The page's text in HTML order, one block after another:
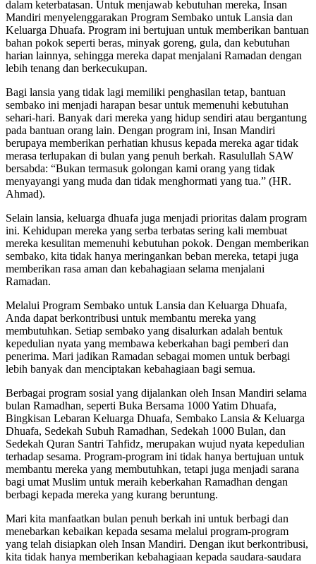
dalam keterbatasan. Untuk menjawab kebutuhan mereka, Insan
Mandiri menyelenggarakan Program Sembako untuk Lansia dan
Keluarga Dhuafa. Program ini bertujuan untuk memberikan bantuan
bahan pokok seperti beras, minyak goreng, gula, dan kebutuhan
harian lainnya, sehingga mereka dapat menjalani Ramadan dengan
lebih tenang dan berkecukupan.
Bagi lansia yang tidak lagi memiliki penghasilan tetap, bantuan
sembako ini menjadi harapan besar untuk memenuhi kebutuhan
sehari-hari. Banyak dari mereka yang hidup sendiri atau bergantung
pada bantuan orang lain. Dengan program ini, Insan Mandiri
berupaya memberikan perhatian khusus kepada mereka agar tidak
merasa terlupakan di bulan yang penuh berkah. Rasulullah SAW
bersabda: “Bukan termasuk golongan kami orang yang tidak
menyayangi yang muda dan tidak menghormati yang tua.” (HR.
Ahmad).
Selain lansia, keluarga dhuafa juga menjadi prioritas dalam program
ini. Kehidupan mereka yang serba terbatas sering kali membuat
mereka kesulitan memenuhi kebutuhan pokok. Dengan memberikan
sembako, kita tidak hanya meringankan beban mereka, tetapi juga
memberikan rasa aman dan kebahagiaan selama menjalani
Ramadan.
Melalui Program Sembako untuk Lansia dan Keluarga Dhuafa,
Anda dapat berkontribusi untuk membantu mereka yang
membutuhkan. Setiap sembako yang disalurkan adalah bentuk
kepedulian nyata yang membawa keberkahan bagi pemberi dan
penerima. Mari jadikan Ramadan sebagai momen untuk berbagi
lebih banyak dan menciptakan kebahagiaan bagi semua.
Berbagai program sosial yang dijalankan oleh Insan Mandiri selama
bulan Ramadhan, seperti Buka Bersama 1000 Yatim Dhuafa,
Bingkisan Lebaran Keluarga Dhuafa, Sembako Lansia & Keluarga
Dhuafa, Sedekah Subuh Ramadhan, Sedekah 1000 Bulan, dan
Sedekah Quran Santri Tahfidz, merupakan wujud nyata kepedulian
terhadap sesama. Program-program ini tidak hanya bertujuan untuk
membantu mereka yang membutuhkan, tetapi juga menjadi sarana
bagi umat Muslim untuk meraih keberkahan Ramadhan dengan
berbagi kepada mereka yang kurang beruntung.
Mari kita manfaatkan bulan penuh berkah ini untuk berbagi dan
menebarkan kebaikan kepada sesama melalui program-program
yang telah disiapkan oleh Insan Mandiri. Dengan ikut berkontribusi,
kita tidak hanya memberikan kebahagiaan kepada saudara-saudara